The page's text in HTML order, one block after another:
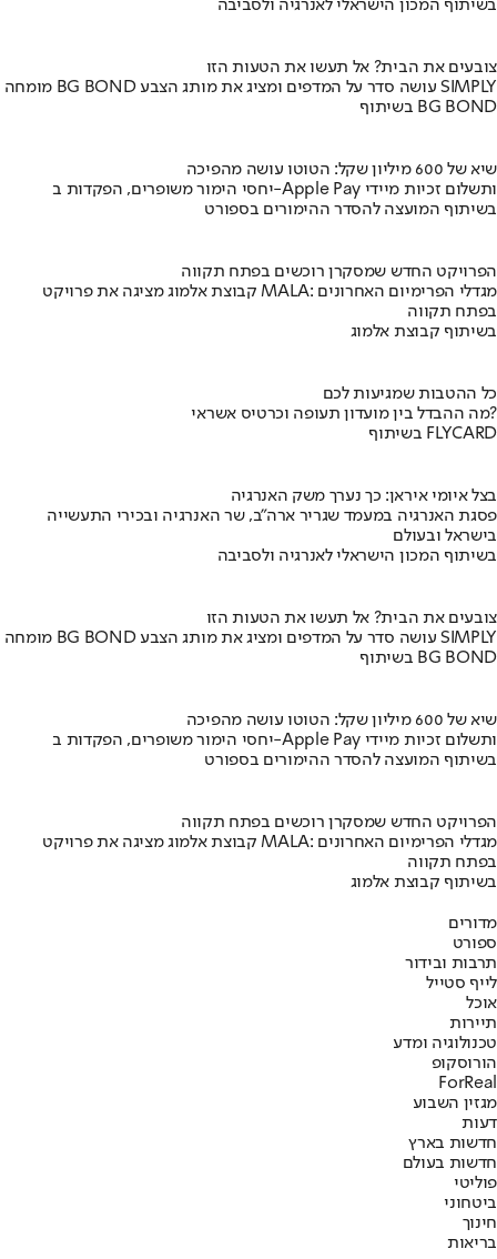
בשיתוף המכון הישראלי לאנרגיה ולסביבה
צובעים את הבית? אל תעשו את הטעות הזו
מומחה BG BOND עושה סדר על המדפים ומציג את מותג הצבע SIMPLY
בשיתוף BG BOND
שיא של 600 מיליון שקל: הטוטו עושה מהפיכה
יחסי הימור משופרים, הפקדות ב-Apple Pay ותשלום זכיות מיידי
בשיתוף המועצה להסדר ההימורים בספורט
הפרויקט החדש שמסקרן רוכשים בפתח תקווה
קבוצת אלמוג מציגה את פרויקט MALA: מגדלי הפרימיום האחרונים
בפתח תקווה
בשיתוף קבוצת אלמוג
כל ההטבות שמגיעות לכם
מה ההבדל בין מועדון תעופה וכרטיס אשראי?
בשיתוף FLYCARD
בצל איומי איראן: כך נערך משק האנרגיה
פסגת האנרגיה במעמד שגריר ארה"ב, שר האנרגיה ובכירי התעשייה
בישראל ובעולם
בשיתוף המכון הישראלי לאנרגיה ולסביבה
צובעים את הבית? אל תעשו את הטעות הזו
מומחה BG BOND עושה סדר על המדפים ומציג את מותג הצבע SIMPLY
בשיתוף BG BOND
שיא של 600 מיליון שקל: הטוטו עושה מהפיכה
יחסי הימור משופרים, הפקדות ב-Apple Pay ותשלום זכיות מיידי
בשיתוף המועצה להסדר ההימורים בספורט
הפרויקט החדש שמסקרן רוכשים בפתח תקווה
קבוצת אלמוג מציגה את פרויקט MALA: מגדלי הפרימיום האחרונים
בפתח תקווה
בשיתוף קבוצת אלמוג
מדורים
ספורט
תרבות ובידור
לייף סטייל
אוכל
תיירות
טכנולוגיה ומדע
הורוסקופ
ForReal
מגזין השבוע
דעות
חדשות בארץ
חדשות בעולם
פוליטי
ביטחוני
חינוך
בריאות